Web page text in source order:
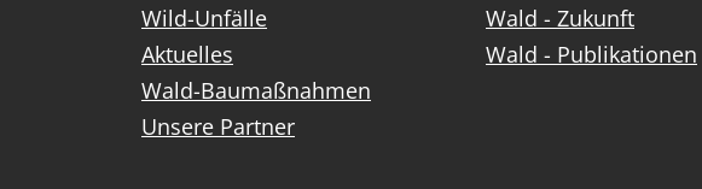
Wild-Unfälle
Aktuelles
Wald-Baumaßnahmen
Unsere Partner
Wald - Zukunft
Wald - Publikationen